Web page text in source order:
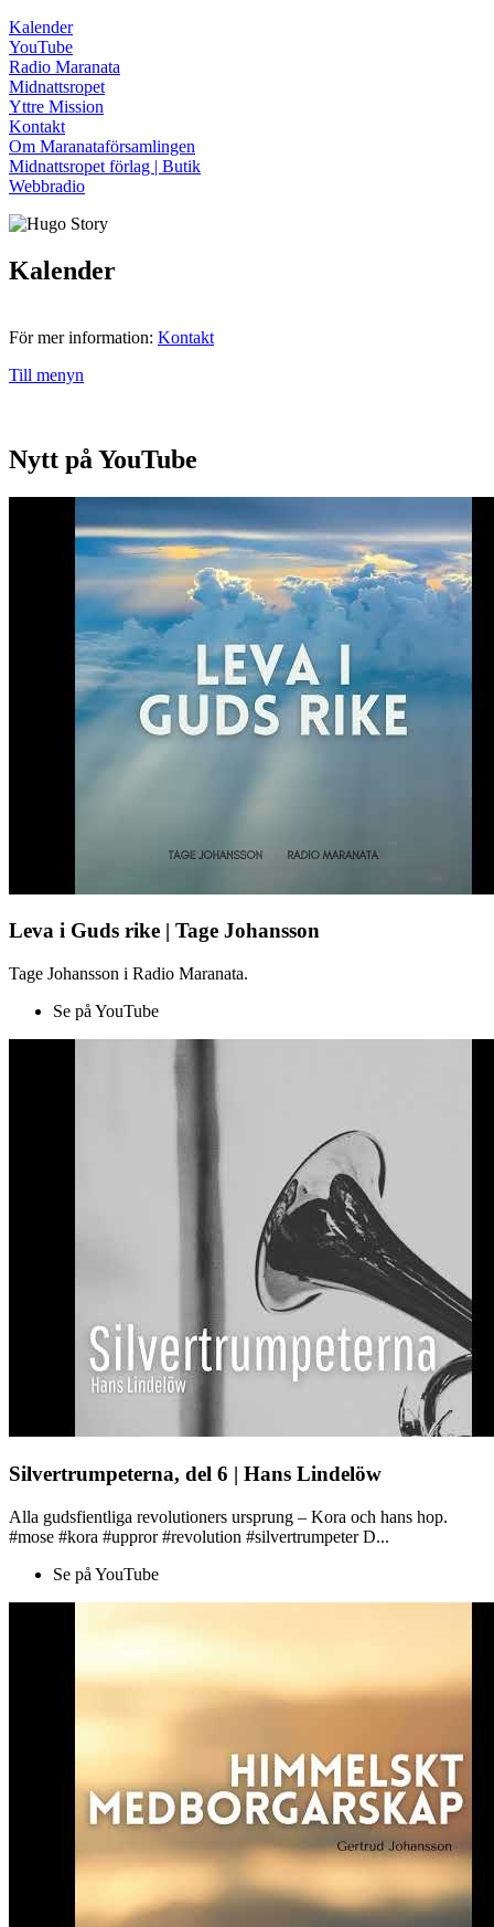
Kalender
YouTube
Radio Maranata
Midnattsropet
Yttre Mission
Kontakt
Om Maranataförsamlingen
Midnattsropet förlag | Butik
Webbradio
Kalender
För mer information: Kontakt
Till menyn
Nytt på YouTube
Leva i Guds rike | Tage Johansson
Tage Johansson i Radio Maranata.
Se på YouTube
Silvertrumpeterna, del 6 | Hans Lindelöw
Alla gudsfientliga revolutioners ursprung – Kora och hans hop.
#mose #kora #uppror #revolution #silvertrumpeter D...
Se på YouTube